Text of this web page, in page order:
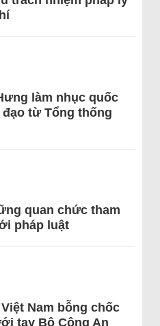
làm nhục quốc
từ Tổng thống
quan chức tham
pháp luật
Nam bỗng chốc
tay Bộ Công An